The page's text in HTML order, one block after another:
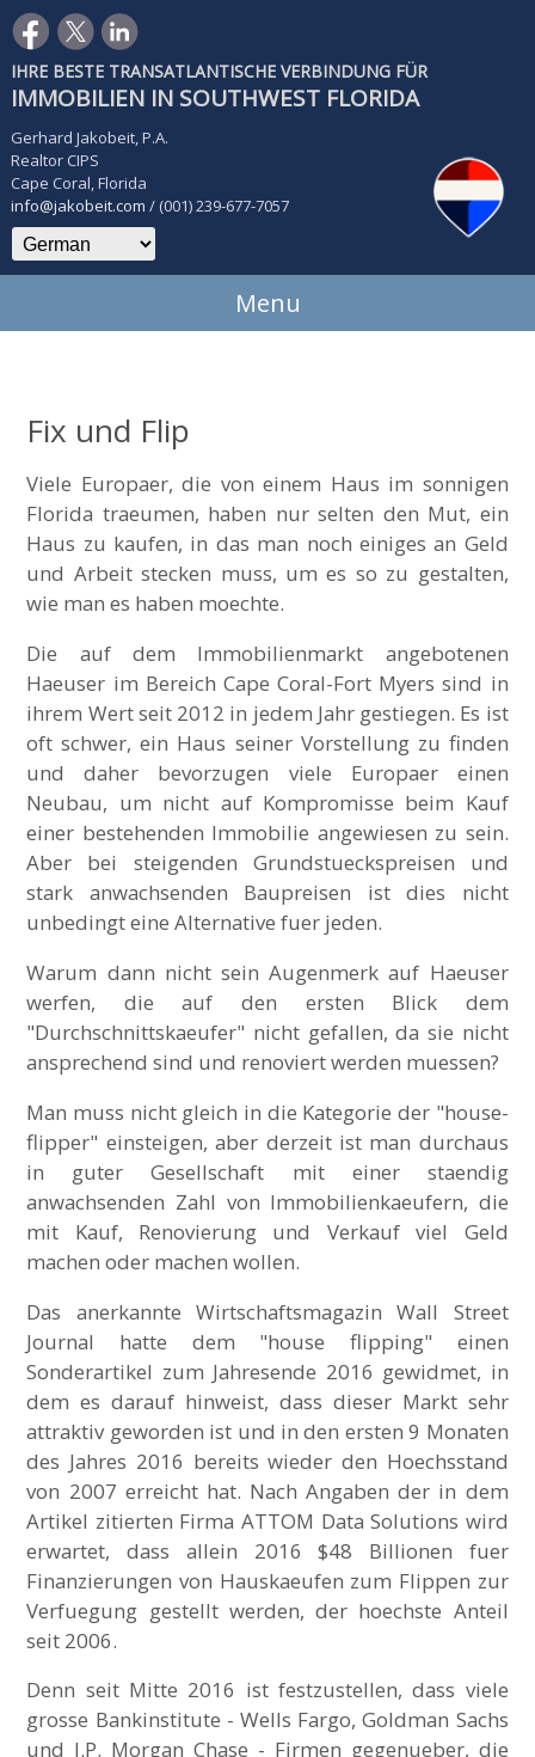
IHRE BESTE TRANSATLANTISCHE VERBINDUNG FÜR
IMMOBILIEN IN SOUTHWEST FLORIDA
Gerhard Jakobeit, P.A.
Realtor CIPS
Cape Coral, Florida
info@jakobeit.com / (001) 239-677-7057
Menu
Fix und Flip
Viele Europaer, die von einem Haus im sonnigen
Florida traeumen, haben nur selten den Mut, ein
Haus zu kaufen, in das man noch einiges an Geld
und Arbeit stecken muss, um es so zu gestalten,
wie man es haben moechte.
Die auf dem Immobilienmarkt angebotenen
Haeuser im Bereich Cape Coral-Fort Myers sind in
ihrem Wert seit 2012 in jedem Jahr gestiegen. Es ist
oft schwer, ein Haus seiner Vorstellung zu finden
und daher bevorzugen viele Europaer einen
Neubau, um nicht auf Kompromisse beim Kauf
einer bestehenden Immobilie angewiesen zu sein.
Aber bei steigenden Grundstueckspreisen und
stark anwachsenden Baupreisen ist dies nicht
unbedingt eine Alternative fuer jeden.
Warum dann nicht sein Augenmerk auf Haeuser
werfen, die auf den ersten Blick dem
"Durchschnittskaeufer" nicht gefallen, da sie nicht
ansprechend sind und renoviert werden muessen?
Man muss nicht gleich in die Kategorie der "house-
flipper" einsteigen, aber derzeit ist man durchaus
in guter Gesellschaft mit einer staendig
anwachsenden Zahl von Immobilienkaeufern, die
mit Kauf, Renovierung und Verkauf viel Geld
machen oder machen wollen.
Das anerkannte Wirtschaftsmagazin Wall Street
Journal hatte dem "house flipping" einen
Sonderartikel zum Jahresende 2016 gewidmet, in
dem es darauf hinweist, dass dieser Markt sehr
attraktiv geworden ist und in den ersten 9 Monaten
des Jahres 2016 bereits wieder den Hoechsstand
von 2007 erreicht hat. Nach Angaben der in dem
Artikel zitierten Firma ATTOM Data Solutions wird
erwartet, dass allein 2016 $48 Billionen fuer
Finanzierungen von Hauskaeufen zum Flippen zur
Verfuegung gestellt werden, der hoechste Anteil
seit 2006.
Denn seit Mitte 2016 ist festzustellen, dass viele
grosse Bankinstitute - Wells Fargo, Goldman Sachs
und J.P. Morgan Chase - Firmen gegenueber, die